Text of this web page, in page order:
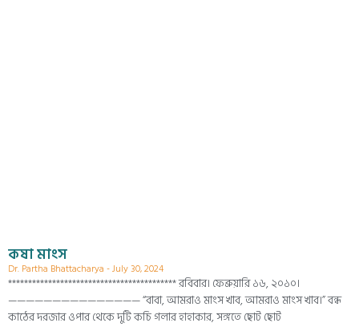
কষা মাংস
Dr. Partha Bhattacharya July 30, 2024
****************************************** রবিবার। ফেব্রুয়ারি ১৬, ২০১০।
——————————————— “বাবা, আমরাও মাংস খাব, আমরাও মাংস খাব।” বন্ধ
কাঠের দরজার ওপার থেকে দুটি কচি গলার হাহাকার, সঙ্গতে ছোট ছোট